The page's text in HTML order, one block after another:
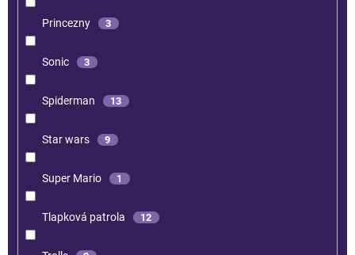
Princezny 3
Sonic 3
Spiderman 13
Star wars 9
Super Mario 1
Tlapková patrola 12